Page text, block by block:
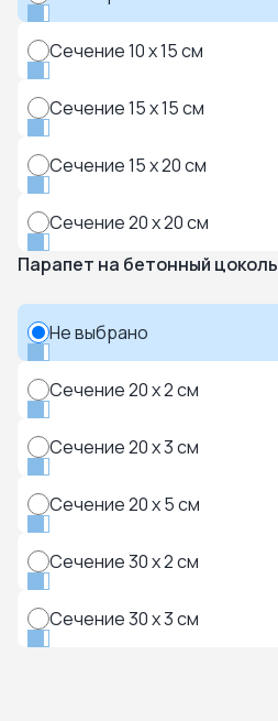
Сечение 10 x 15 см
Сечение 15 x 15 см
Сечение 15 x 20 см
Сечение 20 x 20 см
Парапет на бетонный цоколь
Не выбрано
Сечение 20 x 2 см
Сечение 20 x 3 см
Сечение 20 x 5 см
Сечение 30 x 2 см
Сечение 30 x 3 см